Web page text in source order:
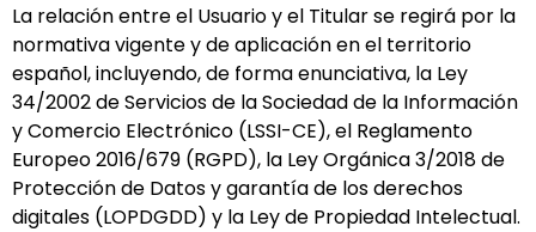
La relación entre el Usuario y el Titular se regirá por la
normativa vigente y de aplicación en el territorio
español, incluyendo, de forma enunciativa, la Ley
34/2002 de Servicios de la Sociedad de la Información
y Comercio Electrónico (LSSI-CE), el Reglamento
Europeo 2016/679 (RGPD), la Ley Orgánica 3/2018 de
Protección de Datos y garantía de los derechos
digitales (LOPDGDD) y la Ley de Propiedad Intelectual.